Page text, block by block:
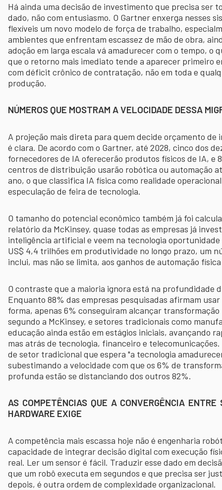
Há ainda uma decisão de investimento que precisa ser
dado, não com entusiasmo. O Gartner enxerga nesses
flexíveis um novo modelo de força de trabalho,
ambientes que enfrentam escassez de mão de obra,
adoção em larga escala vá amadurecer com o tempo, o
que o retorno mais imediato tende a aparecer primeiro
com déficit crônico de contratação, não em toda e
produção.
NÚMEROS QUE MOSTRAM A VELOCIDADE DESSA
A projeção mais direta para quem decide orçamento
é clara. De acordo com o Gartner, até 2028, cinco dos
fornecedores de IA oferecerão produtos físicos de IA, e
centros de distribuição usarão robótica ou automação
ano, o que classifica IA física como realidade
especulação de feira de tecnologia.
O tamanho do potencial econômico também já foi
relatório da McKinsey, quase todas as empresas já
inteligência artificial e veem na tecnologia
US$ 4,4 trilhões em produtividade no longo prazo, um
inclui, mas não se limita, aos ganhos de automação
O contraste que a maioria ignora está na profundidade
Enquanto 88% das empresas pesquisadas afirmam usar
forma, apenas 6% conseguiram alcançar
segundo a McKinsey, e setores tradicionais como
educação ainda estão em estágios iniciais, avançando
mas atrás de tecnologia, financeiro e
de setor tradicional que espera "a tecnologia
subestimando a velocidade com que os 6% de
profunda estão se distanciando dos outros 82%.
AS COMPETÊNCIAS QUE A CONVERGÊNCIA ENTRE
HARDWARE EXIGE
A competência mais escassa hoje não é engenharia
capacidade de integrar decisão digital com execução
real. Ler um sensor é fácil. Traduzir esse dado em
que um robô executa em segundos e que precisa ser
depois, é outra ordem de complexidade organizacional.